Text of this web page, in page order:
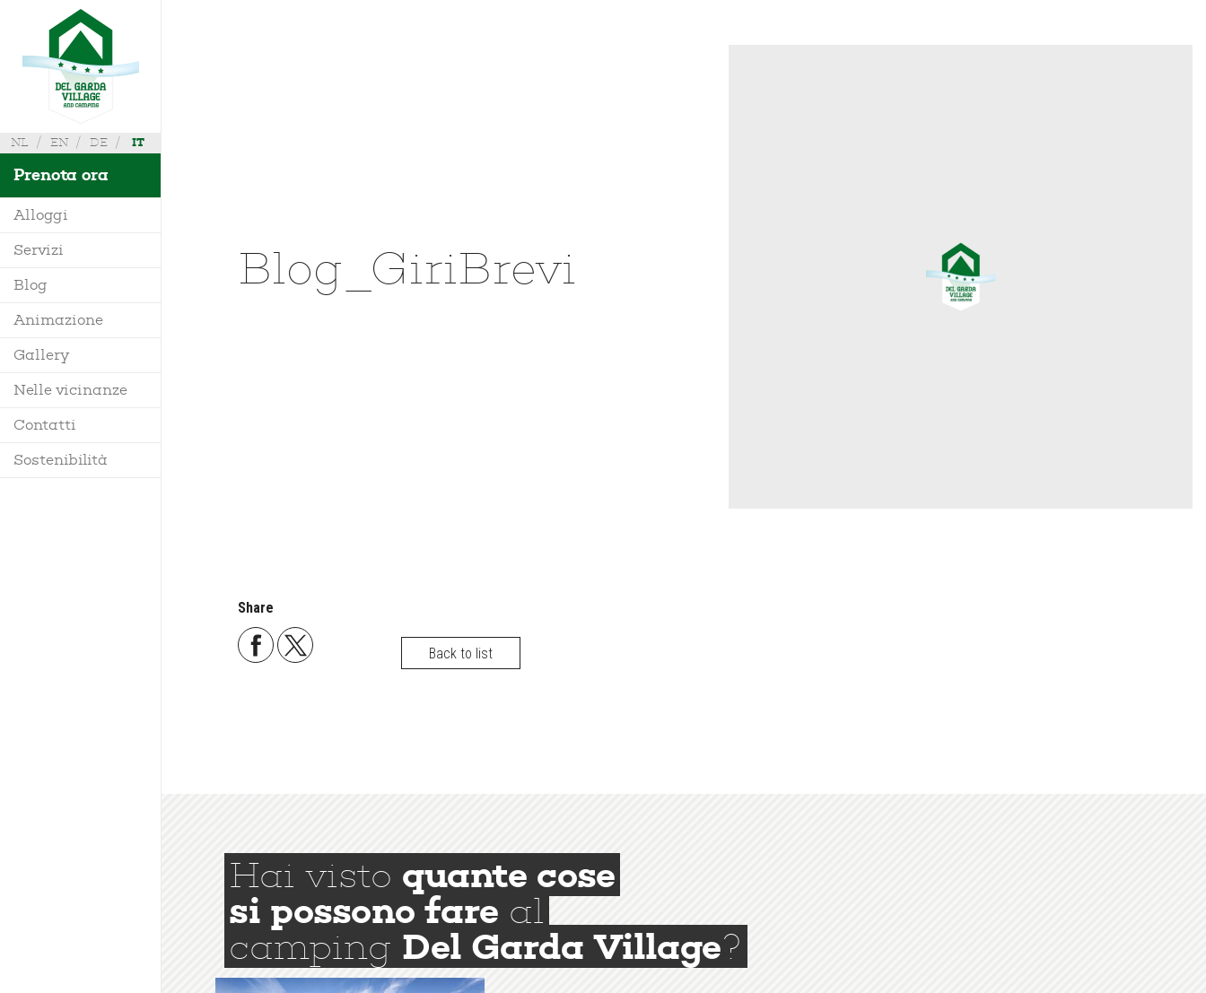
NL EN DE IT
Prenota ora
Alloggi
Villa
Mobile Home
Bungalow
Glamping
Servizi
Blog
Animazione
Gallery
Nelle vicinanze
Contatti
Richiedi Info
Dove siamo
Mappa
Regolamento
Sostenibilità
Blog_GiriBrevi
Share
Back to list
Hai visto quante cose
si possono fare al
camping Del Garda Village?